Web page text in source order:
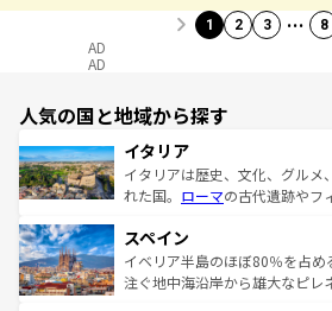
1 2 3 … 8
AD
AD
人気の国と地域から探す
イタリア
イタリアは歴史、文化、グルメ
れた国。 ローマの古代遺跡やフ
ろん、トスカーナの美しい田園
景など、自然景観も見逃せない
ピザやパスタなど、絶品のイタ
スペイン
イベリア半島のほぼ80％を占
注ぐ地中海沿岸から雄大なピレ